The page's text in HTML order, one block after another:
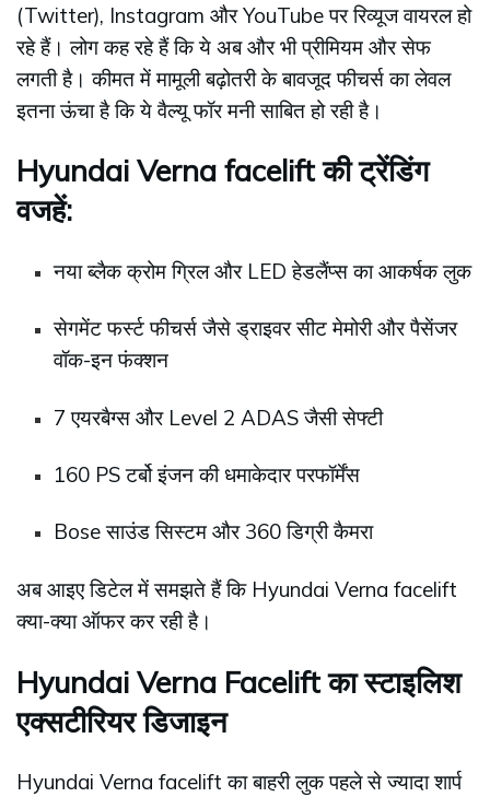
(Twitter), Instagram और YouTube पर रिव्यूज वायरल हो
रहे हैं। लोग कह रहे हैं कि ये अब और भी प्रीमियम और सेफ
लगती है। कीमत में मामूली बढ़ोतरी के बावजूद फीचर्स का लेवल
इतना ऊंचा है कि ये वैल्यू फॉर मनी साबित हो रही है।
Hyundai Verna facelift की ट्रेंडिंग
वजहें:
नया ब्लैक क्रोम ग्रिल और LED हेडलैंप्स का आकर्षक लुक
सेगमेंट फर्स्ट फीचर्स जैसे ड्राइवर सीट मेमोरी और पैसेंजर
वॉक-इन फंक्शन
7 एयरबैग्स और Level 2 ADAS जैसी सेफ्टी
160 PS टर्बो इंजन की धमाकेदार परफॉर्मेंस
Bose साउंड सिस्टम और 360 डिग्री कैमरा
अब आइए डिटेल में समझते हैं कि Hyundai Verna facelift
क्या-क्या ऑफर कर रही है।
Hyundai Verna Facelift का स्टाइलिश
एक्सटीरियर डिजाइन
Hyundai Verna facelift का बाहरी लुक पहले से ज्यादा शार्प